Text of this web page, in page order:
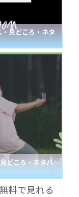
見どころ・ネタ
どころ・ネタバ